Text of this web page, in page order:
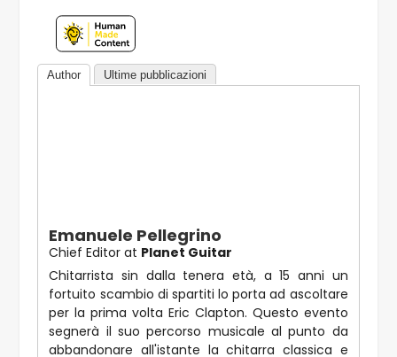
Author Ultime pubblicazioni
Emanuele Pellegrino
Chief Editor at Planet Guitar
Chitarrista sin dalla tenera età, a 15 anni un
fortuito scambio di spartiti lo porta ad ascoltare
per la prima volta Eric Clapton. Questo evento
segnerà il suo percorso musicale al punto da
abbandonare all'istante la chitarra classica e